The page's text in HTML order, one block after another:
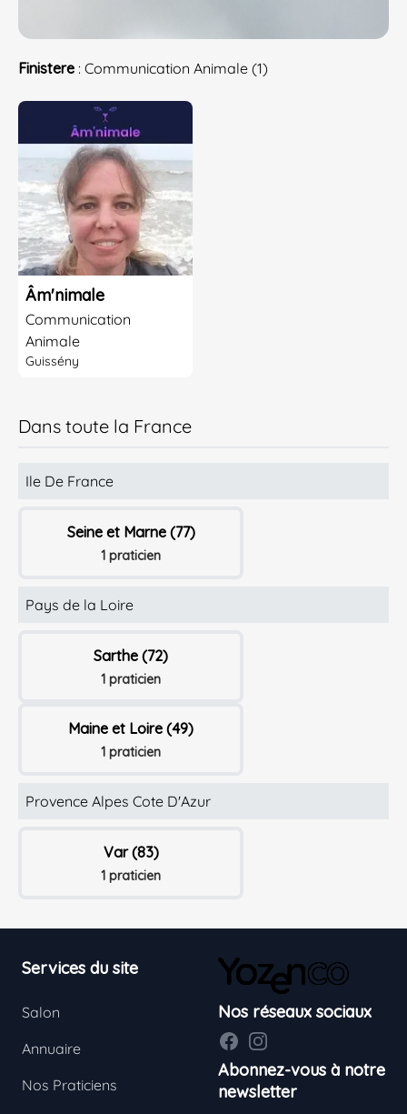
Finistere : Communication Animale (1)
Âm'nimale
Communication
Animale
Guissény
Dans toute la France
Ile De France
Seine et Marne (77)
1 praticien
Pays de la Loire
Sarthe (72)
1 praticien
Maine et Loire (49)
1 praticien
Provence Alpes Cote D'Azur
Var (83)
1 praticien
Services du site
Salon
Annuaire
Nos Praticiens
Nos réseaux sociaux
FacebookInstagram
Abonnez-vous à notre
newsletter